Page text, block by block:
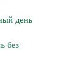
день
без